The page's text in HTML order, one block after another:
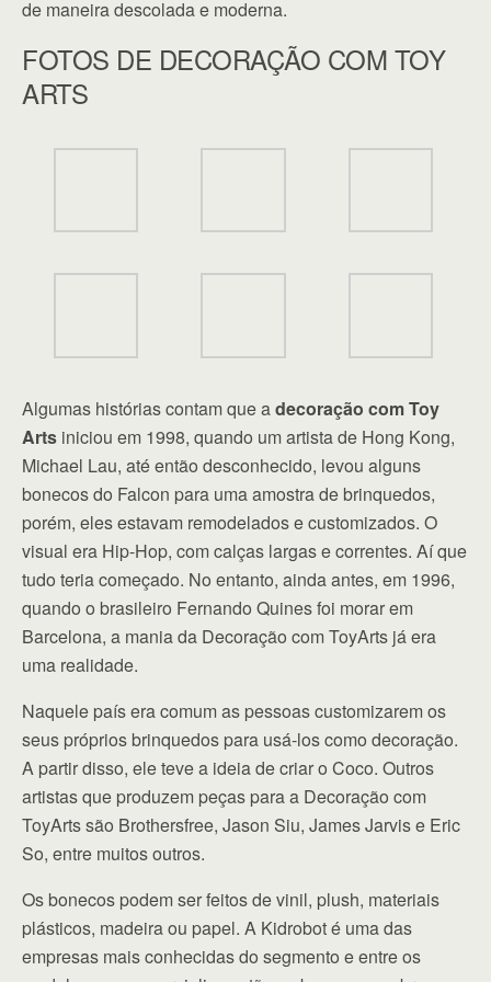
de maneira descolada e moderna.
FOTOS DE DECORAÇÃO COM TOY
ARTS
Algumas histórias contam que adecoração com Toy
Arts iniciou em 1998, quando um artista de Hong Kong,
Michael Lau, até então desconhecido, levou alguns
bonecos do Falcon para uma amostra de brinquedos,
porém, eles estavam remodelados e customizados. O
visual era Hip-Hop, com calças largas e correntes. Aí que
tudo teria começado. No entanto, ainda antes, em 1996,
quando o brasileiro Fernando Quines foi morar em
Barcelona, a mania da Decoração com ToyArts já era
uma realidade.
Naquele país era comum as pessoas customizarem os
seus próprios brinquedos para usá-los como decoração.
A partir disso, ele teve a ideia de criar o Coco. Outros
artistas que produzem peças para a Decoração com
ToyArts são Brothersfree, Jason Siu, James Jarvis e Eric
So, entre muitos outros.
Os bonecos podem ser feitos de vinil, plush, materiais
plásticos, madeira ou papel. A Kidrobot é uma das
empresas mais conhecidas do segmento e entre os